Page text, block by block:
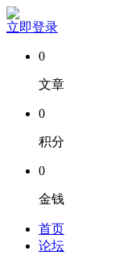
立即登录
0
文章
0
积分
0
金钱
首页
论坛